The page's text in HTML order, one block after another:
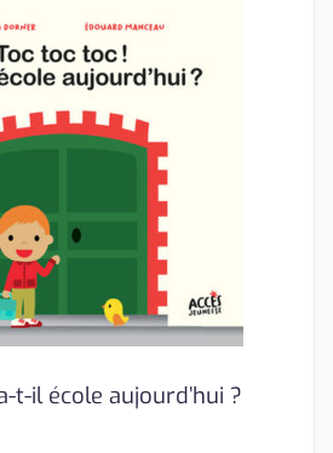
t-il école aujourd’hui ?